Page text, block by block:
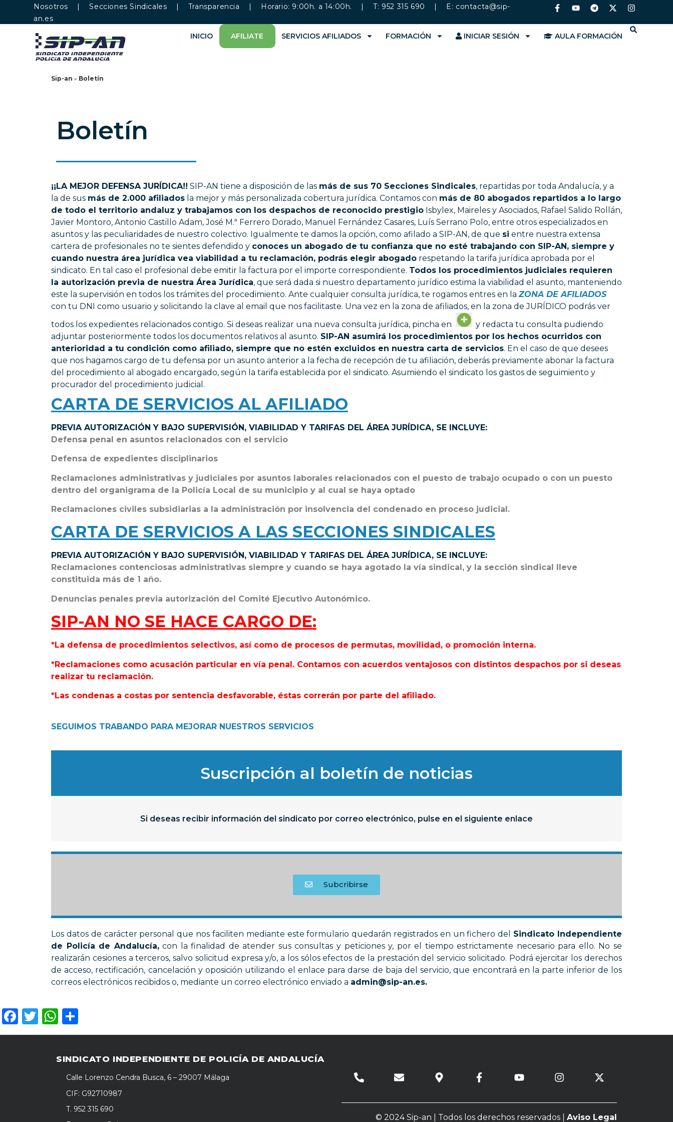
Nosotros |Secciones Sindicales | Transparencia | Horario: 9:00h. a 14:00h. | T: 952 315 690 | E: contacta@sip-
an.es
INICIO
AFILIATE SERVICIOS AFILIADOS FORMACIÓN INICIAR SESIÓN AULA FORMACIÓN
Sip-an » Boletín
Boletín
¡¡LA MEJOR DEFENSA JURÍDICA!! SIP-AN tiene a disposición de las más de sus 70 Secciones Sindicales, repartidas por toda Andalucía, y a
la de sus más de 2.000 afiliados la mejor y más personalizada cobertura jurídica. Contamos con más de 80 abogados repartidos a lo largo
de todo el territorio andaluz y trabajamos con los despachos de reconocido prestigio Isbylex, Maireles y Asociados, Rafael Salido Rollán,
Javier Montoro, Antonio Castillo Adam, José M.ª Ferrero Dorado, Manuel Fernández Casares, Luís Serrano Polo, entre otros especializados en
asuntos y las peculiaridades de nuestro colectivo. Igualmente te damos la opción, como afilado a SIP-AN, de que si entre nuestra extensa
cartera de profesionales no te sientes defendido y conoces un abogado de tu confianza que no esté trabajando con SIP-AN, siempre y
cuando nuestra área jurídica vea viabilidad a tu reclamación, podrás elegir abogado respetando la tarifa jurídica aprobada por el
sindicato. En tal caso el profesional debe emitir la factura por el importe correspondiente. Todos los procedimientos judiciales requieren
la autorización previa de nuestra Área Jurídica, que será dada si nuestro departamento jurídico estima la viabilidad el asunto, manteniendo
este la supervisión en todos los trámites del procedimiento. Ante cualquier consulta jurídica, te rogamos entres en la ZONA DE AFILIADOS
con tu DNI como usuario y solicitando la clave al email que nos facilitaste. Una vez en la zona de afiliados, en la zona de JURÍDICO podrás ver
todos los expedientes relacionados contigo. Si deseas realizar una nueva consulta jurídica, pincha en
y redacta tu consulta pudiendo
adjuntar posteriormente todos los documentos relativos al asunto. SIP-AN asumirá los procedimientos por los hechos ocurridos con
anterioridad a tu condición como afiliado, siempre que no estén excluidos en nuestra carta de servicios. En el caso de que desees
que nos hagamos cargo de tu defensa por un asunto anterior a la fecha de recepción de tu afiliación, deberás previamente abonar la factura
del procedimiento al abogado encargado, según la tarifa establecida por el sindicato. Asumiendo el sindicato los gastos de seguimiento y
procurador del procedimiento judicial.
CARTA DE SERVICIOS AL AFILIADO
PREVIA AUTORIZACIÓN Y BAJO SUPERVISIÓN, VIABILIDAD Y TARIFAS DEL ÁREA JURÍDICA, SE INCLUYE:
Defensa penal en asuntos relacionados con el servicio
Defensa de expedientes disciplinarios
Reclamaciones administrativas y judiciales por asuntos laborales relacionados con el puesto de trabajo ocupado o con un puesto
dentro del organigrama de la Policía Local de su municipio y al cual se haya optado
Reclamaciones civiles subsidiarias a la administración por insolvencia del condenado en proceso judicial.
CARTA DE SERVICIOS A LAS SECCIONES SINDICALES
PREVIA AUTORIZACIÓN Y BAJO SUPERVISIÓN, VIABILIDAD Y TARIFAS DEL ÁREA JURÍDICA, SE INCLUYE:
Reclamaciones contenciosas administrativas siempre y cuando se haya agotado la vía sindical, y la sección sindical lleve
constituida más de 1 año.
Denuncias penales previa autorización del Comité Ejecutivo Autonómico.
SIP-AN NO SE HACE CARGO DE:
*La defensa de procedimientos selectivos, así como de procesos de permutas, movilidad, o promoción interna.
*Reclamaciones como acusación particular en vía penal. Contamos con acuerdos ventajosos con distintos despachos por si deseas
realizar tu reclamación.
*Las condenas a costas por sentencia desfavorable, éstas correrán por parte del afiliado.
SEGUIMOS TRABANDO PARA MEJORAR NUESTROS SERVICIOS
Suscripción al boletín de noticias
Si deseas recibir información del sindicato por correo electrónico, pulse en el siguiente enlace
Subcribirse
Los datos de carácter personal que nos faciliten mediante este formulario quedarán registrados en un fichero del Sindicato Independiente
de Policía de Andalucía,con la finalidad de atender sus consultas y peticiones y, por el tiempo estrictamente necesario para ello. No se
realizarán cesiones a terceros, salvo solicitud expresa y/o, a los sólos efectos de la prestación del servicio solicitado. Podrá ejercitar los derechos
de acceso, rectificación, cancelación y oposición utilizando el enlace para darse de baja del servicio, que encontrará en la parte inferior de los
correos electrónicos recibidos o, mediante un correo electrónico enviado a admin@sip-an.es.
Facebook
TwitterWhatsApp
SINDICATO INDEPENDIENTE DE POLICÍA DE ANDALUCÍA
Calle Lorenzo Cendra Busca, 6 – 29007 Málaga
CIF: G92710987
T. 952 315 690
© 2024 Sip-an | Todos los derechos reservados | Aviso Legal